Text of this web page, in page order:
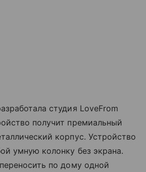
студия LoveFrom
получит премиальный
корпус. Устройство
умную колонку без экрана.
по дому одной